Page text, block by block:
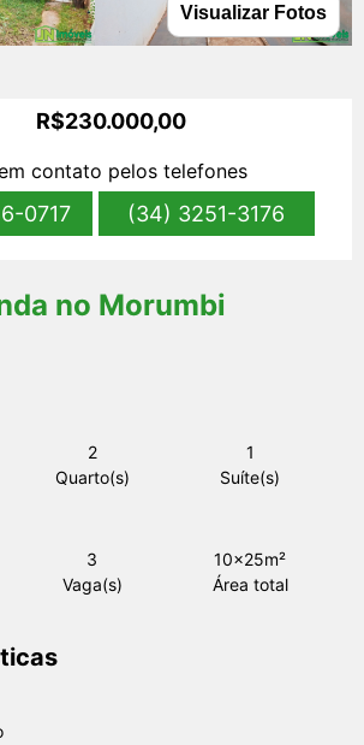
Visualizar Fotos
R$230.000,00
contato pelos telefones
0717 (34) 3251-3176
no Morumbi
2
Quarto(s)
1
Suíte(s)
3
Vaga(s)
10x25m²
Área total